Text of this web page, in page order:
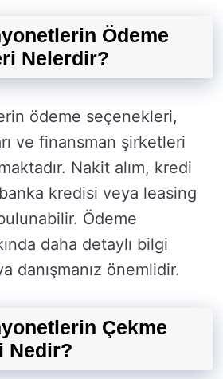
Ödeme
Nelerdir?
ödeme seçenekleri,
ve finansman şirketleri
Nakit alım, kredi
kredisi veya leasing
Ödeme
daha detaylı bilgi
danışmanız önemlidir.
Çekme
Nedir?